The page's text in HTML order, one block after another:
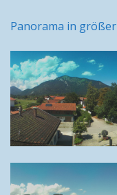
Panorama in größer